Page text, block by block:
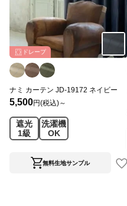
ドレープ
ナミ カーテン JD-19172 ネイビー
5,500円(税込)～
遮光
1級
洗濯機
OK
無料生地サンプル